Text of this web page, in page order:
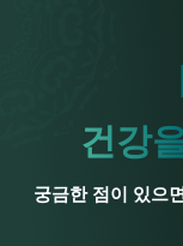
건강
궁금한 점이 있으